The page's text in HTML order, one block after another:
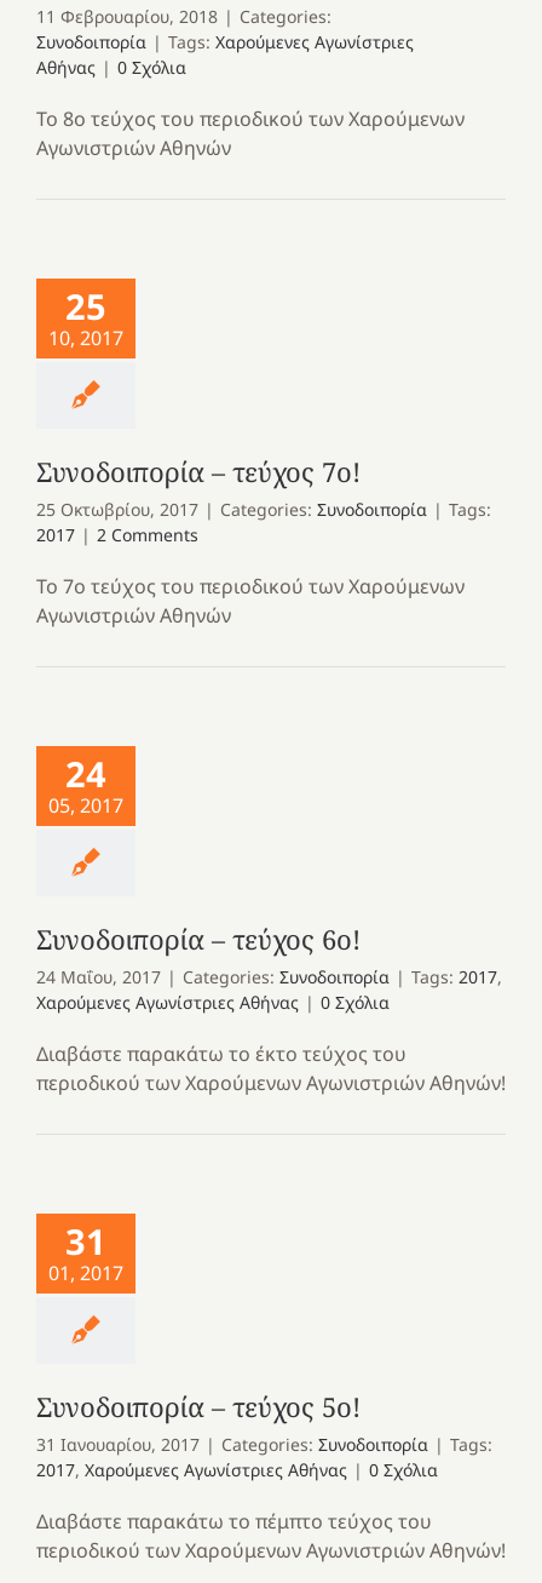
11 Φεβρουαρίου, 2018 | Categories:
Συνοδοιπορία | Tags: Χαρούμενες Αγωνίστριες
Αθήνας | 0 Σχόλια
Το 8ο τεύχος του περιοδικού των Χαρούμενων
Αγωνιστριών Αθηνών
25
10, 2017
Συνοδοιπορία – τεύχος 7ο!
25 Οκτωβρίου, 2017 | Categories: Συνοδοιπορία | Tags:
2017 | 2 Comments
Το 7ο τεύχος του περιοδικού των Χαρούμενων
Αγωνιστριών Αθηνών
24
05, 2017
Συνοδοιπορία – τεύχος 6ο!
24 Μαΐου, 2017 | Categories: Συνοδοιπορία | Tags: 2017,
Χαρούμενες Αγωνίστριες Αθήνας | 0 Σχόλια
Διαβάστε παρακάτω το έκτο τεύχος του
περιοδικού των Χαρούμενων Αγωνιστριών Αθηνών!
31
01, 2017
Συνοδοιπορία – τεύχος 5ο!
31 Ιανουαρίου, 2017 | Categories: Συνοδοιπορία | Tags:
2017, Χαρούμενες Αγωνίστριες Αθήνας | 0 Σχόλια
Διαβάστε παρακάτω το πέμπτο τεύχος του
περιοδικού των Χαρούμενων Αγωνιστριών Αθηνών!